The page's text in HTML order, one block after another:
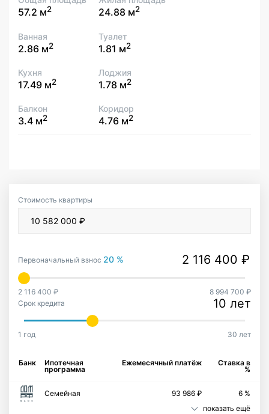
57.2 м2 24.88 м2
Ванная
2.86 м2
Туалет
1.81 м2
Кухня
17.49 м2
Лоджия
1.78 м2
Балкон
3.4 м2
Коридор
4.76 м2
Стоимость квартиры
Первоначальный взнос 20 %
2 116 400 ₽
8 994 700 ₽
Срок кредита
10 лет
1 год 30 лет
Банк Ипотечная
программа
Ежемесячный платёж Ставка в
%
Семейная 93 986 ₽
6 %
показать ещё